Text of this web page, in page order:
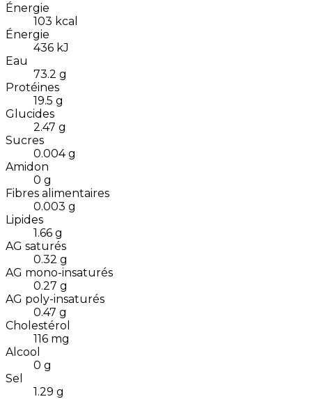
Énergie
103 kcal
Énergie
436 kJ
Eau
73.2 g
Protéines
19.5 g
Glucides
2.47 g
Sucres
0.004 g
Amidon
0 g
Fibres alimentaires
0.003 g
Lipides
1.66 g
AG saturés
0.32 g
AG mono-insaturés
0.27 g
AG poly-insaturés
0.47 g
Cholestérol
116 mg
Alcool
0 g
Sel
1.29 g